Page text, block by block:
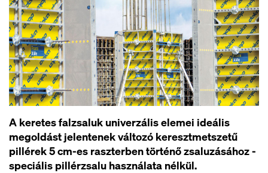
A keretes falzsaluk univerzális elemei ideális
megoldást jelentenek változó keresztmetszetű
pillérek 5 cm-es raszterben történő zsaluzásához -
speciális pillérzsalu használata nélkül.